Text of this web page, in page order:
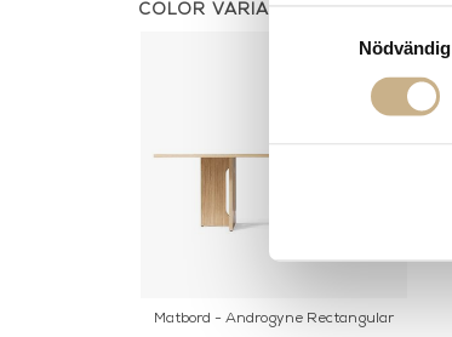
Samtyckesval
Nödvändig
COLOR VARIANTS
Matbord - Androgyne Rectangular